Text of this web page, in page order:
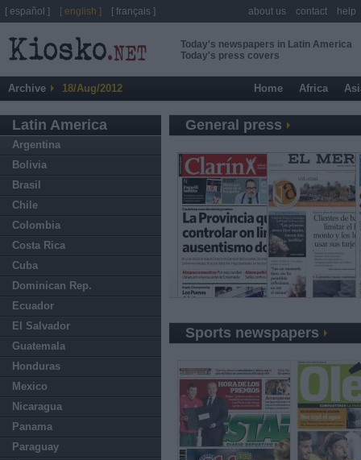
Today's newspapers in Latin America
Today's press covers
Archive 18/Aug/2012 Home Africa
Latin America
Argentina
Bolivia
Brasil
Chile
Colombia
Costa Rica
Cuba
Dominican Rep.
Ecuador
El Salvador
Guatemala
Honduras
Mexico
Nicaragua
Panama
Paraguay
General press
Sports newspapers
[ español ] [ english ] [ français ] about us contact help